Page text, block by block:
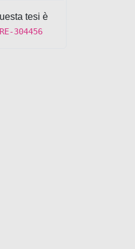
tesi è
304456